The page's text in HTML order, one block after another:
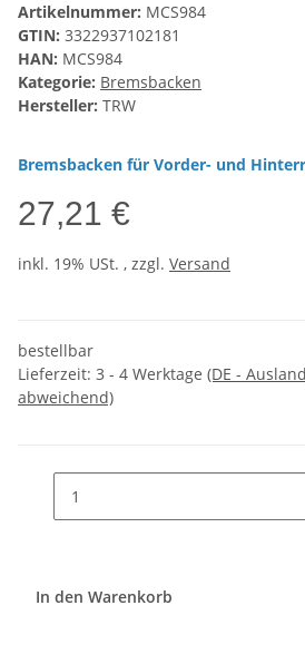
Artikelnummer: MCS984
GTIN: 3322937102181
HAN: MCS984
Kategorie: Bremsbacken
Hersteller: TRW
Bremsbacken für Vorder- und
27,21 €
inkl. 19% USt. , zzgl. Versand
bestellbar
Lieferzeit: 3 - 4 Werktage (DE - Ausland
abweichend)
In den Warenkorb